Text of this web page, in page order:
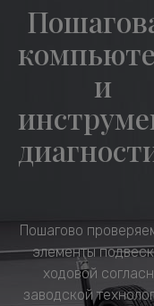
и
Пошагово
элементы
ходовой
заводской